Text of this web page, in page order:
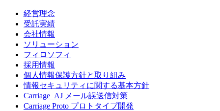
経営理念
受託実績
会社情報
ソリューション
フィロソフィ
採用情報
個人情報保護方針と取り組み
情報セキュリティに関する基本方針
Carriage_AJ メール誤送信対策
Carriage Proto プロトタイプ開発